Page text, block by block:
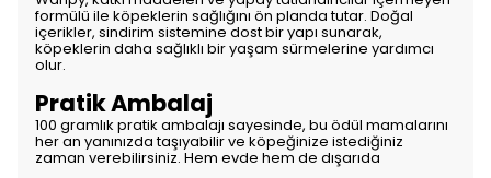
formülü ile köpeklerin sağlığını ön planda tutar. Doğal
içerikler, sindirim sistemine dost bir yapı sunarak,
köpeklerin daha sağlıklı bir yaşam sürmelerine yardımcı
olur.
Pratik Ambalaj
100 gramlık pratik ambalajı sayesinde, bu ödül mamalarını
her an yanınızda taşıyabilir ve köpeğinize istediğiniz
zaman verebilirsiniz. Hem evde hem de dışarıda